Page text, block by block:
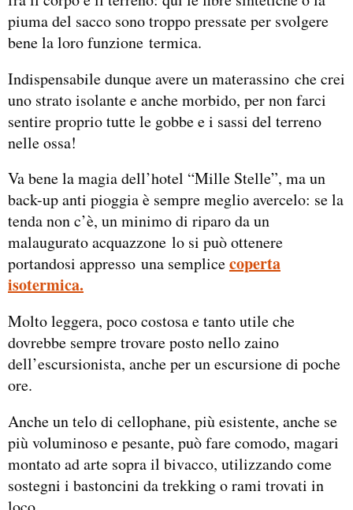
piuma del sacco sono troppo pressate per svolgere
bene la loro funzione termica.
Indispensabile dunque avere un materassino che crei
uno strato isolante e anche morbido, per non farci
sentire proprio tutte le gobbe e i sassi del terreno
nelle ossa!
Va bene la magia dell’hotel “Mille Stelle”, ma un
back-up anti pioggia è sempre meglio avercelo: se la
tenda non c’è, un minimo di riparo da un
malaugurato acquazzone lo si può ottenere
portandosi appresso una semplicecoperta
isotermica.
Molto leggera, poco costosa e tanto utile che
dovrebbe sempre trovare posto nello zaino
dell’escursionista, anche per un escursione di poche
ore.
Anche un telo di cellophane, più esistente, anche se
più voluminoso e pesante, può fare comodo, magari
montato ad arte sopra il bivacco, utilizzando come
sostegni i bastoncini da trekking o rami trovati in